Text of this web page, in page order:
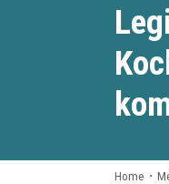
Home ・